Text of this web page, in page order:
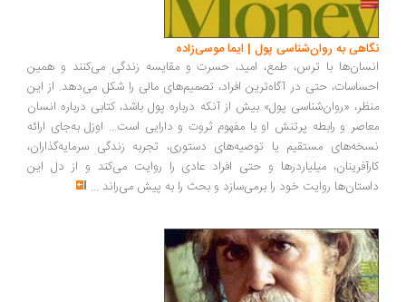
به روان‌شناسی پول | ایما موسی‌زاده
با ترس، طمع، امید، حسرت و مقایسه زندگی می‌کنند و همین
حتی در آگاه‌ترین افراد، تصمیم‌های مالی را شکل می‌دهد. از این
«روان‌شناسی پول» بیش از آنکه درباره پول باشد، کتابی درباره انسان
و رابطه پرتنش او با مفهوم ثروت و دارایی است... اوزل به‌جای ارائه
مستقیم یا توصیه‌های دستوری، تجربه زندگی سرمایه‌گذاران،
میلیاردرها و حتی افراد عادی را روایت می‌کند و از دل این
روایت خود را برمی‌سازد و بحث را به پیش می‌راند ...